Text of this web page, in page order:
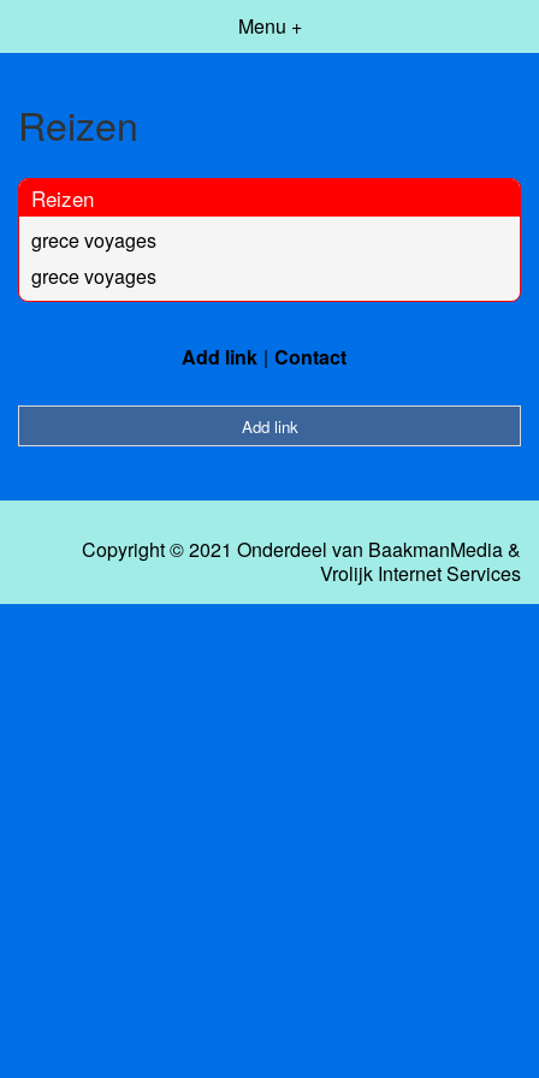
Menu +
Reizen
Reizen
grece voyages
grece voyages
Add link Contact
Add link
Copyright © 2021 Onderdeel van BaakmanMedia&
Vrolijk Internet Services